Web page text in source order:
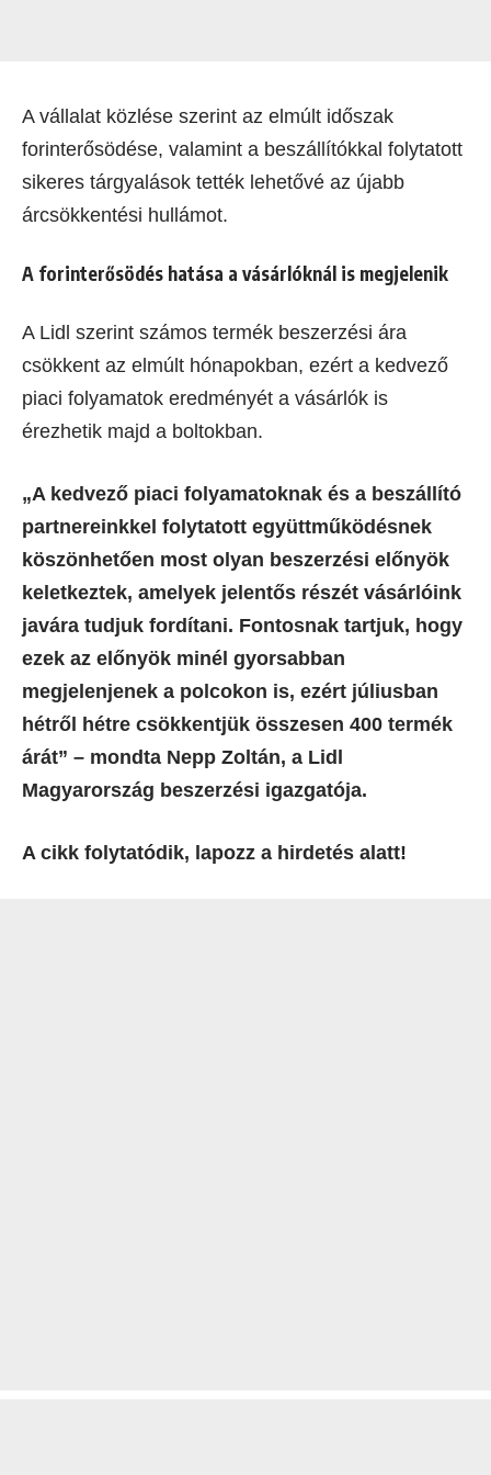
A vállalat közlése szerint az elmúlt időszak
forinterősödése, valamint a beszállítókkal folytatott
sikeres tárgyalások tették lehetővé az újabb
árcsökkentési hullámot.
A forinterősödés hatása a vásárlóknál is megjelenik
A Lidl szerint számos termék beszerzési ára
csökkent az elmúlt hónapokban, ezért a kedvező
piaci folyamatok eredményét a vásárlók is
érezhetik majd a boltokban.
„A kedvező piaci folyamatoknak és a beszállító
partnereinkkel folytatott együttműködésnek
köszönhetően most olyan beszerzési előnyök
keletkeztek, amelyek jelentős részét vásárlóink
javára tudjuk fordítani. Fontosnak tartjuk, hogy
ezek az előnyök minél gyorsabban
megjelenjenek a polcokon is, ezért júliusban
hétről hétre csökkentjük összesen 400 termék
árát” – mondta Nepp Zoltán, a Lidl
Magyarország beszerzési igazgatója.
A cikk folytatódik, lapozz a hirdetés alatt!